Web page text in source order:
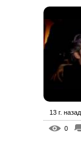
13 г. назад
0